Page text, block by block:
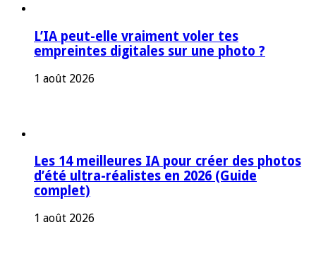
L’IA peut-elle vraiment voler tes
empreintes digitales sur une photo ?
1 août 2026
Les 14 meilleures IA pour créer des photos
d’été ultra-réalistes en 2026 (Guide
complet)
1 août 2026